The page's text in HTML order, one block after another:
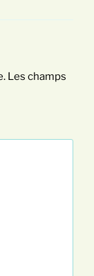
Les champs